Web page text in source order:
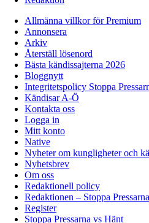
Allmänna villkor för Premium
Annonsera
Arkiv
Återställ lösenord
Bästa kändissajterna 2026
Bloggnytt
Integritetspolicy Stoppa
Kändisar A-Ö
Kontakta oss
Logga in
Mitt konto
Native
Nyheter om kungligheter och
Nyhetsbrev
Om oss
Redaktionell policy
Redaktionen – Stoppa Pressarna
Register
Stoppa Pressarna vs Hänt